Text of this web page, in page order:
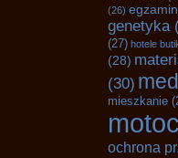
(26)
genetyka
(27) hotele
(28)
(30)
mieszkanie
ochrona